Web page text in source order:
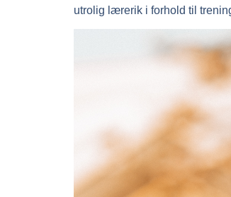
utrolig lærerik i forhold til